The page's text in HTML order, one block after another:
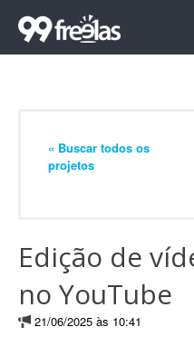
« Buscar todos os
projetos
Edição de
no YouTube
21/06/2025 às 10:41